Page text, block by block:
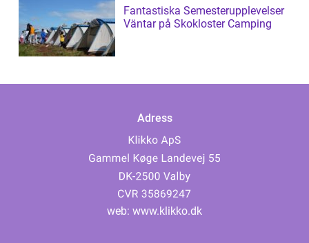
Fantastiska Semesterupplevelser
Väntar på Skokloster Camping
Adress
web: www.klikko.dk